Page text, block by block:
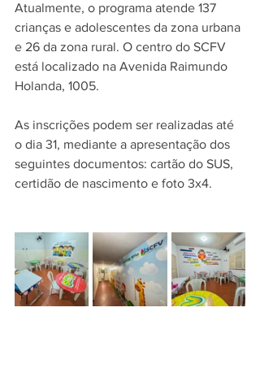
Atualmente, o programa atende 137
crianças e adolescentes da zona urbana
e 26 da zona rural. O centro do SCFV
está localizado na Avenida Raimundo
Holanda, 1005.
As inscrições podem ser realizadas até
o dia 31, mediante a apresentação dos
seguintes documentos: cartão do SUS,
certidão de nascimento e foto 3x4.